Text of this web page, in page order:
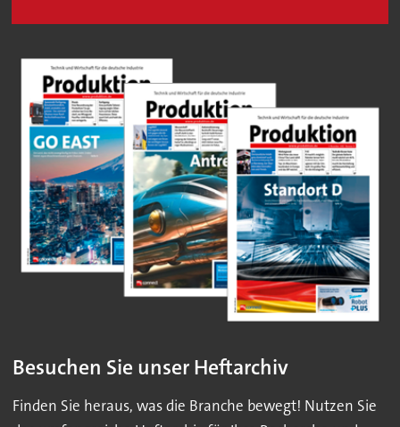
Besuchen Sie unser Heftarchiv
Finden Sie heraus, was die Branche bewegt! Nutzen Sie